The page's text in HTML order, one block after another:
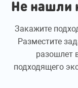
Не нашли
Закажите
Разместите
разошлет
подходящего